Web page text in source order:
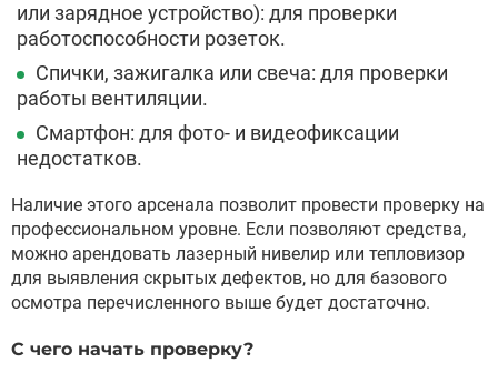
или зарядное устройство): для проверки
работоспособности розеток.
Спички, зажигалка или свеча: для проверки
работы вентиляции.
Смартфон: для фото- и видеофиксации
недостатков.
Наличие этого арсенала позволит провести проверку на
профессиональном уровне. Если позволяют средства,
можно арендовать лазерный нивелир или тепловизор
для выявления скрытых дефектов, но для базового
осмотра перечисленного выше будет достаточно.
С чего начать проверку?